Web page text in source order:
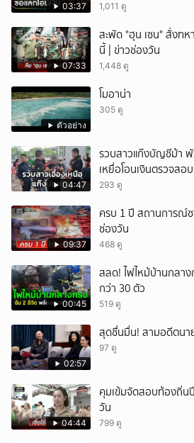
03:37 1,011 ดู
07:33
สะพัด "ฮุน เซน" สั่งท
นี้ | ข่าวช่องวัน
1,448 ดู
ตัวอย่าง
โมอาน่า
305 ดู
04:47
รวบสาวแก๊งบัญชีม้า
เหยื่อโอนเงินตรวจส
บาท
293 ดู
09:37
ครบ 1 ปี สถานการณ์
ช่องวัน
468 ดู
00:45
สลด! ไฟไหม้บ้านกลา
กว่า 30 ตัว
519 ดู
02:57
สุดชื่นมื่น! สามอดีตนา
97 ดู
04:44
คุมเข้มจัดสอบท้องถิ่นปี
วัน
799 ดู